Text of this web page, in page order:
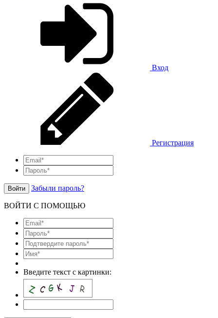
Вход
Регистрация
Войти Забыли пароль?
ВОЙТИ С ПОМОЩЬЮ
Введите текст с картинки: